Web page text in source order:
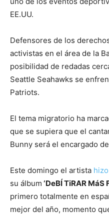
EE.UU.
Defensores de los
activistas en el área de la
posibilidad de redadas
Seattle Seahawks se
Patriots.
El tema migratorio ha
que se supiera que el
Bunny será el encargado
Este domingo el artista
su álbum ‘DeBÍ TiRAR MáS
primero totalmente en
mejor del año, momento